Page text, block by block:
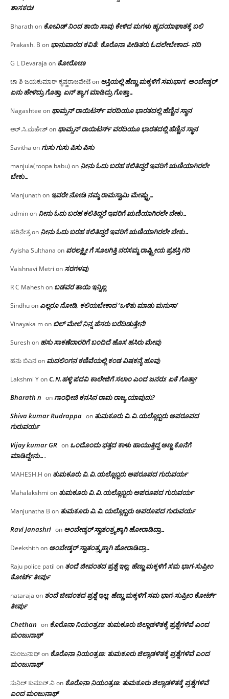
ಶಾಸಕರು!
Bharathon ಕೋವಿಡ್ ನಿಂದ ತಾಯಿ ಸಾವು ಕೇಳಿದ ಮಗಳು ಹೃದಯಾಘಾತಕ್ಕೆ ಬಲಿ
Prakash. B on ಭಾನುವಾರದ ಕವಿತೆ: ಕೊರೊನಾ ಪೀಡಿತರು ಓದಲೇಬೇಕಾದ- ನದಿ
G L Devaraja on ಕೋರೋಣ
ಚಾ ಶಿ ಜಯಕುಮಾರ್ ಕೃಷ್ಣರಾಜಪೇಟೆon ಆಸ್ತಿಯಲ್ಲಿ ಹೆಣ್ಣು ಮಕ್ಕಳಿಗೆ ಸಮಭಾಗ; ಅಂಬೇಡ್ಕರ್
ಏನು ಹೇಳಿದ್ರು ಗೊತ್ತಾ, ಏನ್ ತ್ಯಾಗ ಮಾಡಿದ್ರು ಗೊತ್ತಾ…
Nagashtee on ಥಾಮ್ಸನ್ ರಾಯಿಟರ್ಸ್ ವರದಿಯೂ ಭಾರತದಲ್ಲಿ ಹೆಣ್ಣಿನ ಸ್ಥಾನ‌
ಆರ್.ಸಿ.ಮಹೇಶ್on ಥಾಮ್ಸನ್ ರಾಯಿಟರ್ಸ್ ವರದಿಯೂ ಭಾರತದಲ್ಲಿ ಹೆಣ್ಣಿನ ಸ್ಥಾನ‌
Savitha onಗುಸು ಗುಸು ಪಿಸು ಪಿಸು
manjula(roopa babu) on ನೀನು ಓದು ಬರಹ ಕಲಿತಿದ್ದರೆ ಇವರಿಗೆ ಋಣಿಯಾಗಿರಲೇ
ಬೇಕು…
Manjunathon ಇವರೇ‌ ನೋಡಿ‌ ನಮ್ಮ‌ ರಾಮಸ್ವಾಮಿ ಮೇಷ್ಟ್ರು…
adminon ನೀನು ಓದು ಬರಹ ಕಲಿತಿದ್ದರೆ ಇವರಿಗೆ ಋಣಿಯಾಗಿರಲೇ ಬೇಕು…
ಹರಿನೇತ್ರon ನೀನು ಓದು ಬರಹ ಕಲಿತಿದ್ದರೆ ಇವರಿಗೆ ಋಣಿಯಾಗಿರಲೇ ಬೇಕು…
Ayisha Sulthana on ವರಲಕ್ಷ್ಮೀ ಗೆ ಸೂಲಗಿತ್ತಿ ನರಸಮ್ಮ‌ ರಾಷ್ಟ್ರೀಯ ಪ್ರಶಸ್ತಿ ಗರಿ
Vaishnavi Metri onಸರಗಳವು
R C Maheshon ಬಡವರ ತಾಯಿ ಇನ್ನಿಲ್ಲ
Sindhuon ಎಲ್ಲರೂ ನೋಡಿ, ಕಲಿಯಬೇಕಾದ ‘ಒಳಿತು ಮಾಡು ಮನುಸಾ’
Vinayaka mon ಬಿಲ್ ಮೇಲೆ ನಿನ್ನ ಹೆಸರು ಬರೆದಿಡುತ್ತೇನೆ!
Sureshon ಹಸು ಸಾಕಣೆದಾರರಿಗೆ ಬಂದಿದೆ ಹೊಸ ಹಸಿರು ಮೇವು
ಹನು ಬಿಎನon ಮದಲಿಂಗನ ಕಣಿವೆಯಲ್ಲಿ ಕಂಡ ವಿಷಕನ್ಯೆ ಹೂವು
Lakshmi YonC.N.ಹಳ್ಳಿ ಪದವಿ ಕಾಲೇಜಿಗೆ ಸಲಾಂ‌ ಎಂದ ಜನರು! ಏಕೆ ಗೊತ್ತಾ?
Bharath n onಗಾಂಧೀಜಿ ಕನಸಿನ ರಾಮ ರಾಜ್ಯ ಯಾವುದು?
Shiva kumar Rudrappa on ತುಮಕೂರು‌ ವಿ.ವಿ.ಯಲ್ಲೊಬ್ಬರು ಅಪರೂಪದ
ಗುರುವರ್ಯ
Vijay kumar GR on ಒಂದೊಂದು ಭತ್ತದ ಕಾಳು ಹಾಯುತ್ತಿದ್ದ ಅಣ್ಣ ಕೊನೆಗೆ
ಮಾಡಿದ್ದೇನು….
MAHESH.H on ತುಮಕೂರು‌ ವಿ.ವಿ.ಯಲ್ಲೊಬ್ಬರು ಅಪರೂಪದ ಗುರುವರ್ಯ
Mahalakshmi on ತುಮಕೂರು‌ ವಿ.ವಿ.ಯಲ್ಲೊಬ್ಬರು ಅಪರೂಪದ ಗುರುವರ್ಯ
Manjunatha B on ತುಮಕೂರು‌ ವಿ.ವಿ.ಯಲ್ಲೊಬ್ಬರು ಅಪರೂಪದ ಗುರುವರ್ಯ
Ravi Janashri on ಅಂಬೇಡ್ಕರ್ ಸ್ವಾತಂತ್ರ್ಯಕ್ಕಾಗಿ ಹೋರಾಡಿದ್ರಾ…
Deekshithon ಅಂಬೇಡ್ಕರ್ ಸ್ವಾತಂತ್ರ್ಯಕ್ಕಾಗಿ ಹೋರಾಡಿದ್ರಾ…
Raju police patil on ತಂದೆ ಜೀವಂತದ ಪ್ರಶ್ನೆ ಇಲ್ಲ: ಹೆಣ್ಣು ಮಕ್ಕಳಿಗೆ ಸಮ ಭಾಗ-ಸುಪ್ರೀಂ
ಕೋರ್ಟ್ ತೀರ್ಪು
nataraja on ತಂದೆ ಜೀವಂತದ ಪ್ರಶ್ನೆ ಇಲ್ಲ: ಹೆಣ್ಣು ಮಕ್ಕಳಿಗೆ ಸಮ ಭಾಗ-ಸುಪ್ರೀಂ ಕೋರ್ಟ್
ತೀರ್ಪು
Chethan on ಕೊರೊನಾ ನಿಯಂತ್ರಣ: ತುಮಕೂರು ಜಿಲ್ಲಾಡಳಿತಕ್ಕೆ ಪ್ರಶ್ನೆಗಳಿವೆ ಎಂದ
ಮಂಜು‌ನಾಥ್
ಮಂಜುನಾಥ್on ಕೊರೊನಾ ನಿಯಂತ್ರಣ: ತುಮಕೂರು ಜಿಲ್ಲಾಡಳಿತಕ್ಕೆ ಪ್ರಶ್ನೆಗಳಿವೆ ಎಂದ
ಮಂಜು‌ನಾಥ್
ಸುನಿಲ್ ಕುಮಾರ್.ವಿon ಕೊರೊನಾ ನಿಯಂತ್ರಣ: ತುಮಕೂರು ಜಿಲ್ಲಾಡಳಿತಕ್ಕೆ ಪ್ರಶ್ನೆಗಳಿವೆ
ಎಂದ ಮಂಜು‌ನಾಥ್